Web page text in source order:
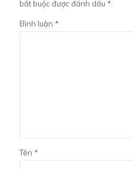
bắt buộc được đánh dấu *
Bình luận *
Tên *